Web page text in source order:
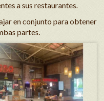
a sus restaurantes.
en conjunto para obtener
partes.